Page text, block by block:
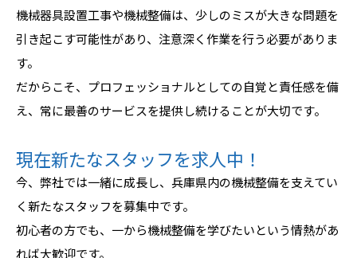
機械器具設置工事や機械整備は、少しのミスが大きな問題を
引き起こす可能性があり、注意深く作業を行う必要がありま
す。
だからこそ、プロフェッショナルとしての自覚と責任感を備
え、常に最善のサービスを提供し続けることが大切です。
現在新たなスタッフを求人中！
今、弊社では一緒に成長し、兵庫県内の機械整備を支えてい
く新たなスタッフを募集中です。
初心者の方でも、一から機械整備を学びたいという情熱があ
れば大歓迎です。